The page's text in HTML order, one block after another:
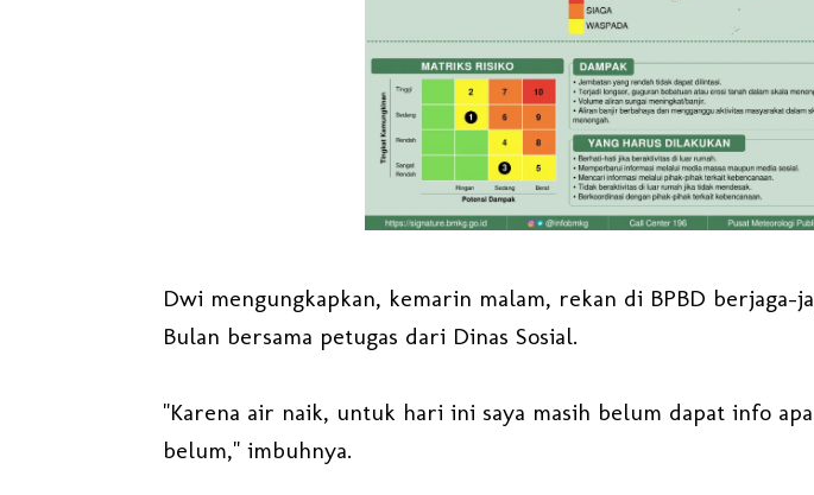
Dwi mengungkapkan, kemarin malam, rekan di BPBD berjaga-
Bulan bersama petugas dari Dinas Sosial.
"Karena air naik, untuk hari ini saya masih belum dapat info
belum," imbuhnya.